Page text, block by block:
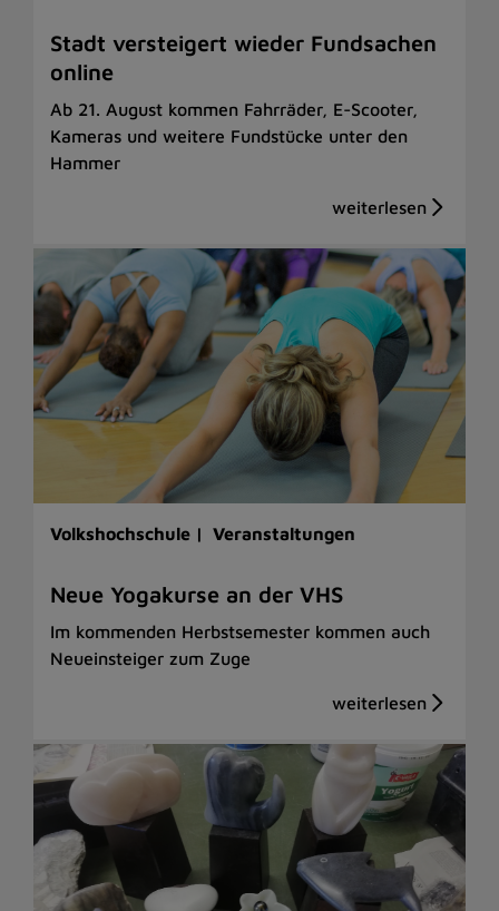
Stadt versteigert wieder Fundsachen
online
Ab 21. August kommen Fahrräder, E-Scooter,
Kameras und weitere Fundstücke unter den
Hammer
Volkshochschule | Veranstaltungen
Neue Yogakurse an der VHS
Im kommenden Herbstsemester kommen auch
Neueinsteiger zum Zuge